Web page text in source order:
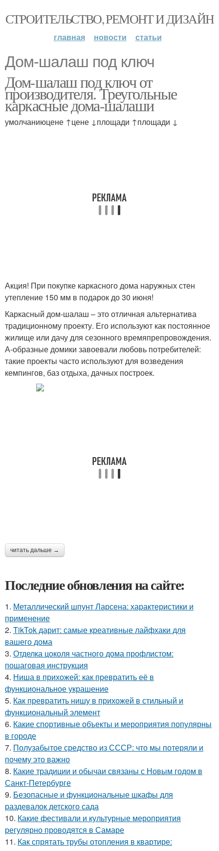
СТРОИТЕЛЬСТВО, РЕМОНТ И ДИЗАЙН
главная новости статьи
Дом-шалаш под ключ
Дом-шалаш под ключ от
производителя. Треугольные
каркасные дома-шалаши
умолчаниюцене ↑цене ↓площади ↑площади ↓
Акция! При покупке каркасного дома наружных стен
утепление 150 мм в подарок до 30 июня!
Каркасный дом-шалаш – это отличная альтернатива
традиционному проекту. Его используют как постоянное
жилище или дачу для сезонного времяпрепровождения.
А-образные домики завоевали любовь потребителей:
такие проекты часто используют для возведения
кемпингов, баз отдыха, дачных построек.
читать дальше →
Последние обновления на сайте:
1. Металлический шпунт Ларсена: характеристики и
применение
2. TikTok дарит: самые креативные лайфхаки для
вашего дома
3. Отделка цоколя частного дома профлистом:
пошаговая инструкция
4. Ниша в прихожей: как превратить её в
функциональное украшение
5. Как превратить нишу в прихожей в стильный и
функциональный элемент
6. Какие спортивные объекты и мероприятия популярны
в городе
7. Полузабытое средство из СССР: что мы потеряли и
почему это важно
8. Какие традиции и обычаи связаны с Новым годом в
Санкт-Петербурге
9. Безопасные и функциональные шкафы для
раздевалок детского сада
10. Какие фестивали и культурные мероприятия
регулярно проводятся в Самаре
11. Как спрятать трубы отопления в квартире: